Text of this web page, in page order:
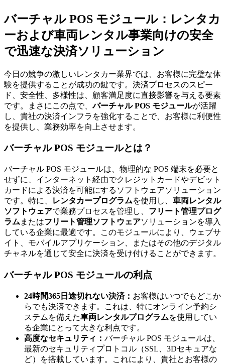
バーチャル POS モジュール：レンタカ
ーおよび車両レンタル事業向けの安全
で迅速な決済ソリューション
今日の競争の激しいレンタカー業界では、お客様に完璧な体
験を提供することが成功の鍵です。決済プロセスのスピー
ド、安全性、多様性は、顧客満足度に直接影響を与える要素
です。まさにこの点で、バーチャル POS モジュールが活躍
し、貴社の決済インフラを強化することで、お客様に利便性
を提供し、業務効率を向上させます。
バーチャル POS モジュールとは？
バーチャル POS モジュールは、物理的な POS 端末を必要と
せずに、インターネット経由でクレジットカードやデビット
カードによる決済を可能にするソフトウェアソリューション
です。特に、
レンタカープログラムを使用し、 車両レンタル
ソフトウェアで業務プロセスを管理し、 フリート管理プログ
ラム またはフリート管理ソフトウェアソリューションを導入
している企業に最適です。このモジュールにより、ウェブサ
イト、モバイルアプリケーション、またはその他のデジタル
チャネルを通じて安全に決済を受け付けることができます。
バーチャル POS モジュールの利点
24時間365日途切れない決済： お客様はいつでもどこか
らでも決済できます。これは、特にオンライン予約シ
ステムを備えた車両レンタルプログラムを使用してい
る企業にとって大きな利点です。
高度なセキュリティ： バーチャル POS モジュールは、
最新のセキュリティプロトコル（SSL、3Dセキュアな
ど）を搭載しています。これにより、貴社とお客様の